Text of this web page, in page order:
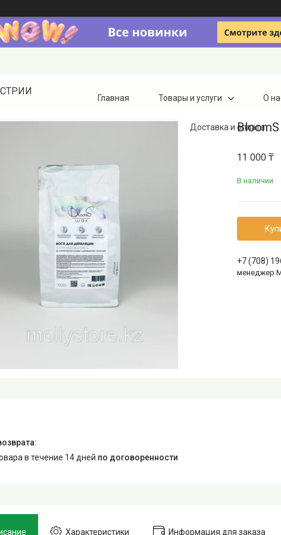
Главная Товары и услуги О
Доставка и оплата
11 000 ₸
В наличии
+7 (708)
менеджер
в течение 14 дней по договоренности
Характеристики Информация для заказа